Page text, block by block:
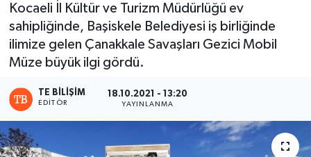
Kocaeli İl Kültür ve Turizm Müdürlüğü ev
sahipliğinde, Başiskele Belediyesi iş birliğinde
ilimize gelen Çanakkale Savaşları Gezici Mobil
Müze büyük ilgi gördü.
TE BILIŞIM
EDITÖR
18.10.2021 - 13:20
YAYINLANMA
Son Dakika Haberleri
Haber Arşivi